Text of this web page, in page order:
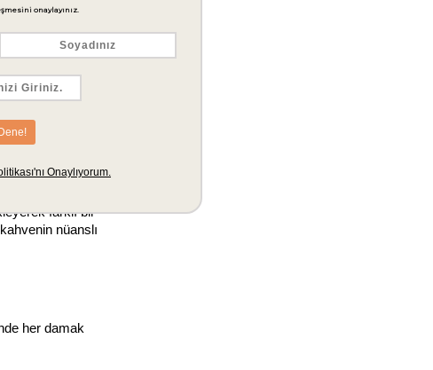
içimlik bir
kaba alın ve
lezzetini
farklı bir
nüanslı
her damak